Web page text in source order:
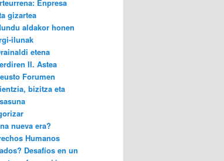
Enpresa
gizartea
aldakor honen
ilunak
etena
II. Astea
Forumen
bizitza eta
nueva era?
Humanos
Desafíos en un